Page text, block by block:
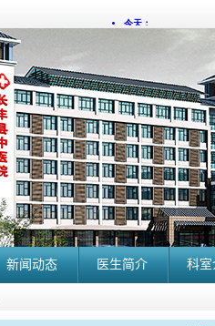
新闻动态 医生简介 科